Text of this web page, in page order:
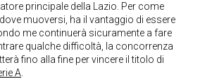
principale della Lazio. Per come
muoversi, ha il vantaggio di essere
me continuerà sicuramente a fare
qualche difficoltà, la concorrenza
fino alla fine per vincere il titolo di
A